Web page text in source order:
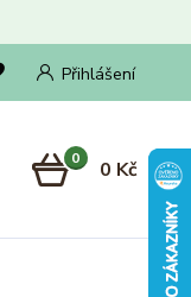
Přihlášení
0 0 Kč